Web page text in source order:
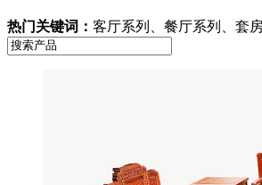
热门关键词： 客厅系列、餐厅系列、套